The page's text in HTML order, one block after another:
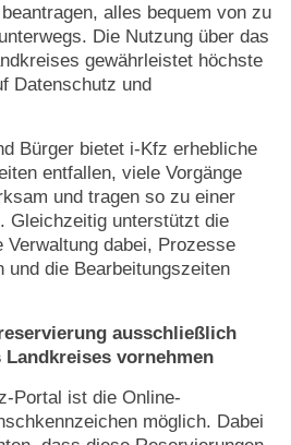
alles bequem von zu
Die Nutzung über das
gewährleistet höchste
Datenschutz und
Bürger bietet i-Kfz erhebliche
entfallen, viele Vorgänge
und tragen so zu einer
Gleichzeitig unterstützt die
Verwaltung dabei, Prozesse
die Bearbeitungszeiten
ausschließlich
vornehmen
Portal ist die Online-
möglich. Dabei